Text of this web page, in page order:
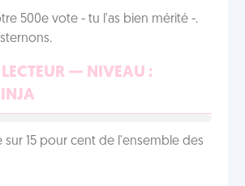
500e vote - tu l'as bien mérité -.
LECTEUR — NIVEAU :
sur 15 pour cent de l'ensemble des